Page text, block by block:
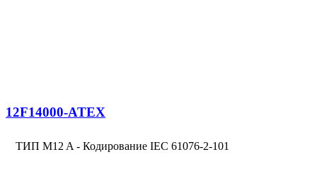
12F14000-ATEX
ТИП M12 A - Кодирование IEC 61076-2-101